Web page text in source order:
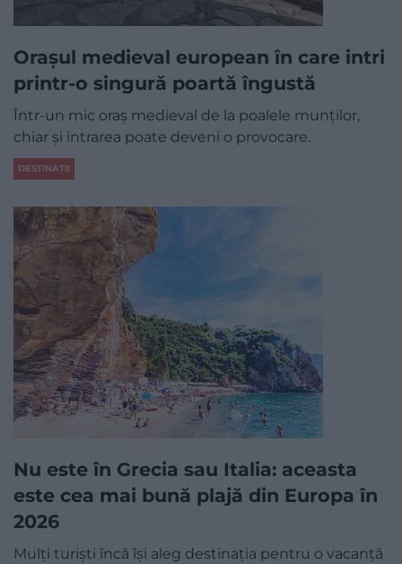
Orașul medieval european în care intri
printr-o singură poartă îngustă
Într-un mic oraș medieval de la poalele munților,
chiar și intrarea poate deveni o provocare.
DESTINAȚII
Nu este în Grecia sau Italia: aceasta
este cea mai bună plajă din Europa în
2026
Mulți turiști încă își aleg destinația pentru o vacanță